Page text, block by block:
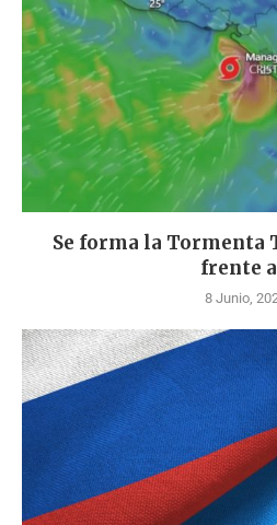
Se forma la
frente
8 Junio,